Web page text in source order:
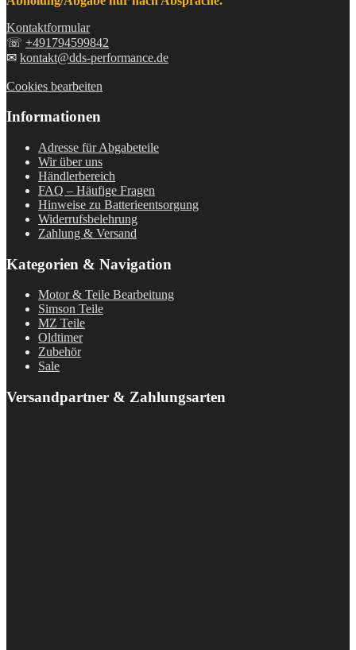
Kontaktformular
☏ +491794599842
✉ kontakt@dds-performance.de
Cookies bearbeiten
Informationen
Adresse für Abgabeteile
Wir über uns
Händlerbereich
FAQ – Häufige Fragen
Hinweise zu Batterieentsorgung
Widerrufsbelehrung
Zahlung & Versand
Kategorien & Navigation
Motor & Teile Bearbeitung
Simson Teile
MZ Teile
Oldtimer
Zubehör
Sale
Versandpartner & Zahlungsarten